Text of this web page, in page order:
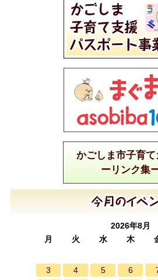
かごしま市子育て
ーリンク集
2026年8月
月
火 水 木
3
4 5 6